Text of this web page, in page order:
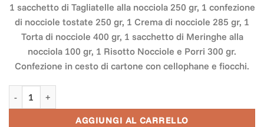
1 sacchetto di Tagliatelle alla nocciola 250 gr, 1 confezione
di nocciole tostate 250 gr, 1 Crema di nocciole 285 gr, 1
Torta di nocciole 400 gr, 1 sacchetto di Meringhe alla
nocciola 100 gr, 1 Risotto Nocciole e Porri 300 gr.
Confezione in cesto di cartone con cellophane e fiocchi.
AGGIUNGI AL CARRELLO